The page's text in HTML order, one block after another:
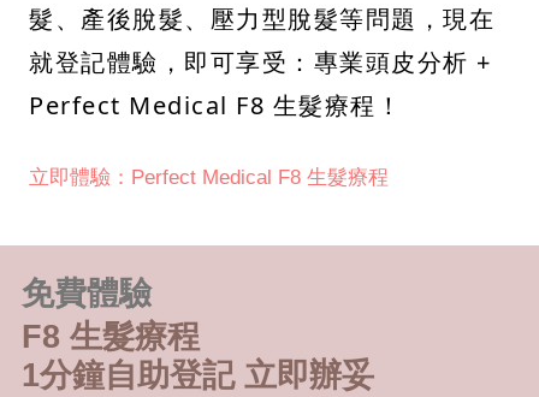
髮、產後脫髮、壓力型脫髮等問題，現在
就登記體驗，即可享受：專業頭皮分析 +
Perfect Medical F8 生髮療程！
立即體驗：Perfect Medical F8 生髮療程
免費體驗
F8 生髮療程
1分鐘自助登記 立即辦妥